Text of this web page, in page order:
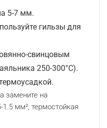
5-7 мм.
гильзы для
свинцовым
250-300°C).
замените на
мм², термостойкая